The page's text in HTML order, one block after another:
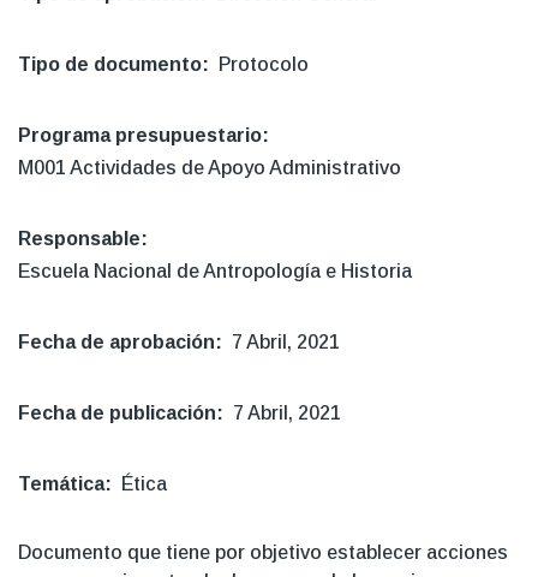
Tipo de documento Protocolo
Programa presupuestario
M001 Actividades de Apoyo Administrativo
Responsable
Escuela Nacional de Antropología e Historia
Fecha de aprobación 7 Abril, 2021
Fecha de publicación 7 Abril, 2021
Temática Ética
Documento que tiene por objetivo establecer acciones